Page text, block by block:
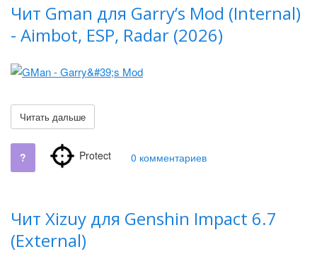
Чит Gman для Garry’s Mod (Internal)
- Aimbot, ESP, Radar (2026)
Читать дальше
? Protect 0 комментариев
Чит Xizuy для Genshin Impact 6.7
(External)